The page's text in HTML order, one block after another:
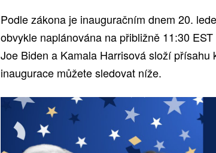
Podle zákona je inauguračním dnem 20.
obvykle naplánována na přibližně 11:30
Joe Biden a Kamala Harrisová složí přísahu
inaugurace můžete sledovat níže.